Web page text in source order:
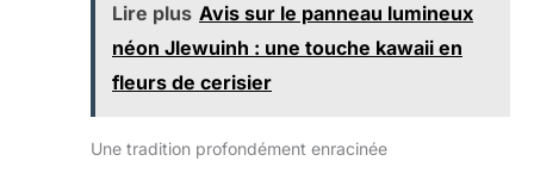
Lire plus Avis sur le panneau lumineux
néon Jlewuinh : une touche kawaii en
fleurs de cerisier
Une tradition profondément enracinée